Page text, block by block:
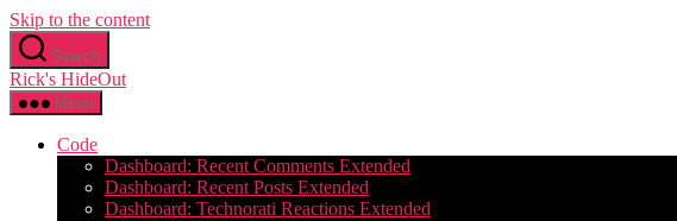
Skip to the content
Search
Rick's HideOut
Menu
Code
Dashboard: Recent Comments Extended
Dashboard: Recent Posts Extended
Dashboard: Technorati Reactions Extended